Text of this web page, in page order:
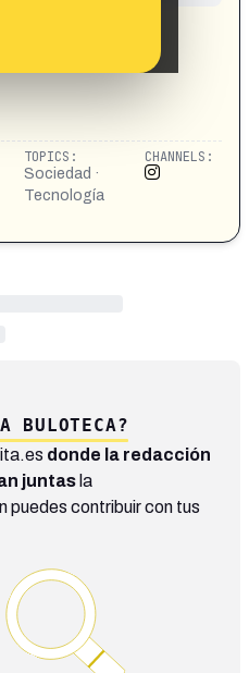
DTSAfDQAPvw/
TOPICS:
Sociedad ·
Tecnología
CHANNELS:
BULOTECA?
donde la redacción
juntas la
puedes contribuir con tus